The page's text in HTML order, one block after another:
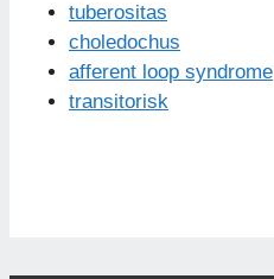
tuberositas
choledochus
afferent loop syndrome
transitorisk